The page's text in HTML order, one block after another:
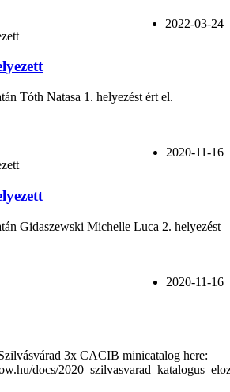
2022-03-24
Tóth Natasa 1. helyezést ért el.
2020-11-16
Gidaszewski Michelle Luca 2. helyezést
2020-11-16
3x CACIB minicatalog here:
docs/